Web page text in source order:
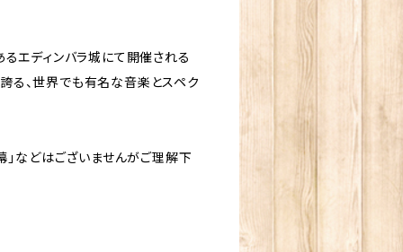
エディンバラ城にて開催される
誇る、世界でも有名な音楽とスペク
などはございませんがご理解下